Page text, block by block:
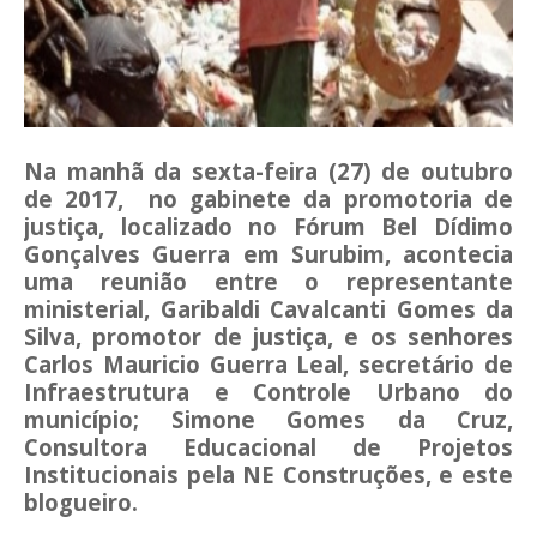
Na manhã da sexta-feira (27) de outubro
de 2017, no gabinete da promotoria de
justiça, localizado no Fórum Bel Dídimo
Gonçalves Guerra em Surubim, acontecia
uma reunião entre o representante
ministerial, Garibaldi Cavalcanti Gomes da
Silva, promotor de justiça, e os senhores
Carlos Mauricio Guerra Leal, secretário de
Infraestrutura e Controle Urbano do
município; Simone Gomes da Cruz,
Consultora Educacional de Projetos
Institucionais pela NE Construções, e este
blogueiro.